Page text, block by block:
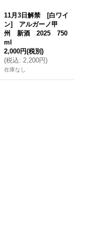
11月3日解禁 [白ワイ
ン] アルガーノ甲
州 新酒 2025 750
ml
2,000円(税別)
(税込: 2,200円)
在庫なし